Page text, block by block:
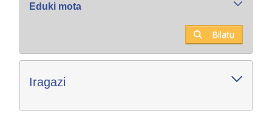
Eduki mota
Bilatu
Iragazi